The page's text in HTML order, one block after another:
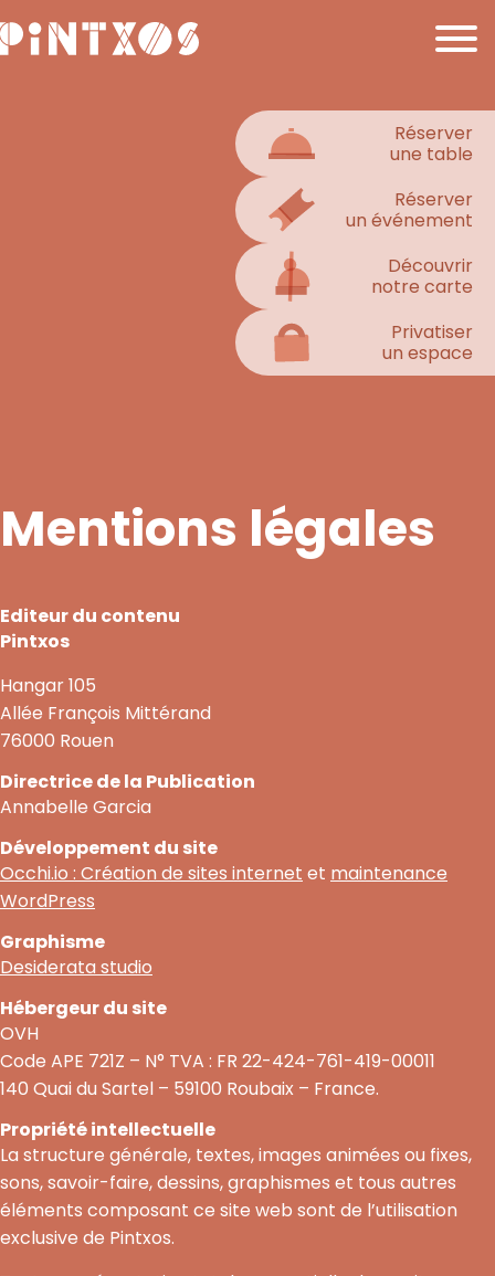
Réserver
une table
Réserver
un événement
Découvrir
notre carte
Privatiser
un espace
Mentions légales
Editeur du contenu
Pintxos
Hangar 105
Allée François Mittérand
76000 Rouen
Directrice de la Publication
Annabelle Garcia
Développement du site
Occhi.io : Création de sites internet et maintenance
WordPress
Graphisme
Desiderata studio
Hébergeur du site
OVH
Code APE 721Z – N° TVA : FR 22-424-761-419-00011
140 Quai du Sartel – 59100 Roubaix – France.
Propriété intellectuelle
La structure générale, textes, images animées ou fixes,
sons, savoir-faire, dessins, graphismes et tous autres
éléments composant ce site web sont de l’utilisation
exclusive de Pintxos.